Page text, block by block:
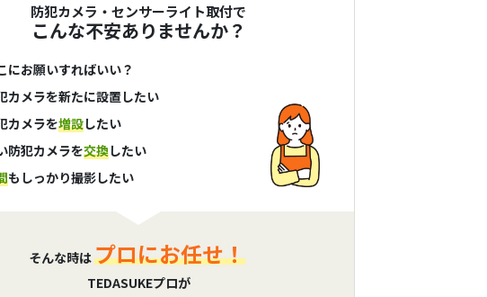
防犯カメラ・センサーライト取付で
こんな不安ありませんか？
にお願いすればいい？
カメラを新たに設置したい
カメラを増設したい
防犯カメラを交換したい
もしっかり撮影したい
そんな時はプロにお任せ！
TEDASUKEプロが